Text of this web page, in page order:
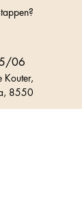
06
Kouter,
8550